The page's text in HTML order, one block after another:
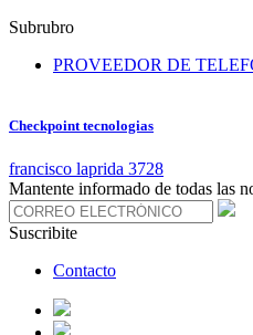
Subrubro
PROVEEDOR DE
Checkpoint tecnologias
francisco laprida 3728
Mantente informado de todas las
Suscribite
Contacto